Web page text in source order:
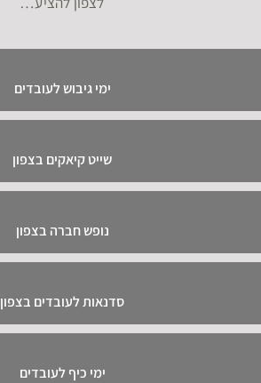
ימי גיבוש לעובדים
שייט קיאקים בצפון
נופש חברה בצפון
סדנאות לעובדים בצפון
ימי כיף לעובדים